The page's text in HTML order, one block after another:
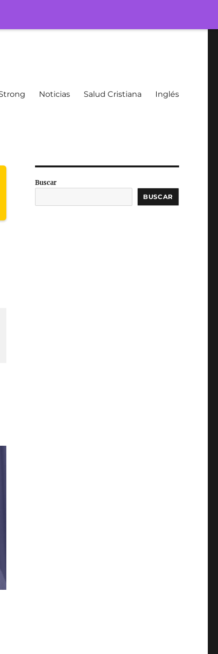
Noticias Salud Cristiana Inglés
Buscar
BUSCAR